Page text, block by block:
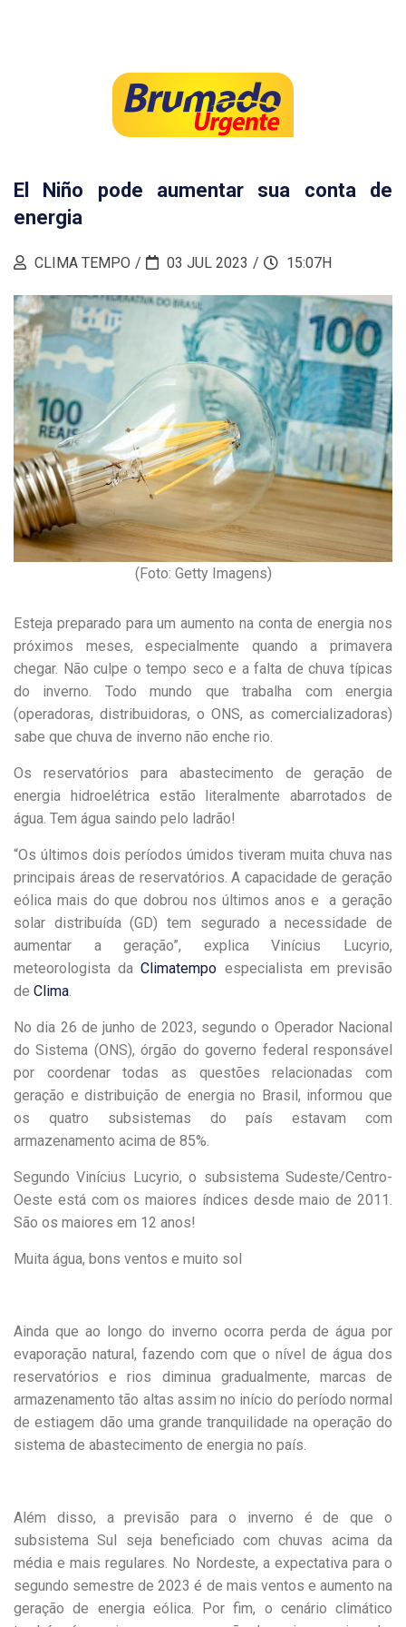
El Niño pode aumentar sua conta de
energia
CLIMA TEMPO 03 JUL 2023 15:07H
(Foto: Getty Imagens)
Esteja preparado para um aumento na conta de energia nos
próximos meses, especialmente quando a primavera
chegar. Não culpe o tempo seco e a falta de chuva típicas
do inverno. Todo mundo que trabalha com energia
(operadoras, distribuidoras, o ONS, as comercializadoras)
sabe que chuva de inverno não enche rio.
Os reservatórios para abastecimento de geração de
energia hidroelétrica estão literalmente abarrotados de
água. Tem água saindo pelo ladrão!
“Os últimos dois períodos úmidos tiveram muita chuva nas
principais áreas de reservatórios. A capacidade de geração
eólica mais do que dobrou nos últimos anos e a geração
solar distribuída (GD) tem segurado a necessidade de
aumentar a geração”, explica Vinícius Lucyrio,
meteorologista daClimatempo especialista em previsão
de Clima
No dia 26 de junho de 2023, segundo o Operador Nacional
do Sistema (ONS), órgão do governo federal responsável
por coordenar todas as questões relacionadas com
geração e distribuição de energia no Brasil, informou que
os quatro subsistemas do país estavam com
armazenamento acima de 85%.
Segundo Vinícius Lucyrio, o subsistema Sudeste/Centro-
Oeste está com os maiores índices desde maio de 2011.
São os maiores em 12 anos!
Muita água, bons ventos e muito sol
Ainda que ao longo do inverno ocorra perda de água por
evaporação natural, fazendo com que o nível de água dos
reservatórios e rios diminua gradualmente, marcas de
armazenamento tão altas assim no início do período normal
de estiagem dão uma grande tranquilidade na operação do
sistema de abastecimento de energia no país.
Além disso, a previsão para o inverno é de que o
subsistema Sul seja beneficiado com chuvas acima da
média e mais regulares. No Nordeste, a expectativa para o
segundo semestre de 2023 é de mais ventos e aumento na
geração de energia eólica. Por fim, o cenário climático